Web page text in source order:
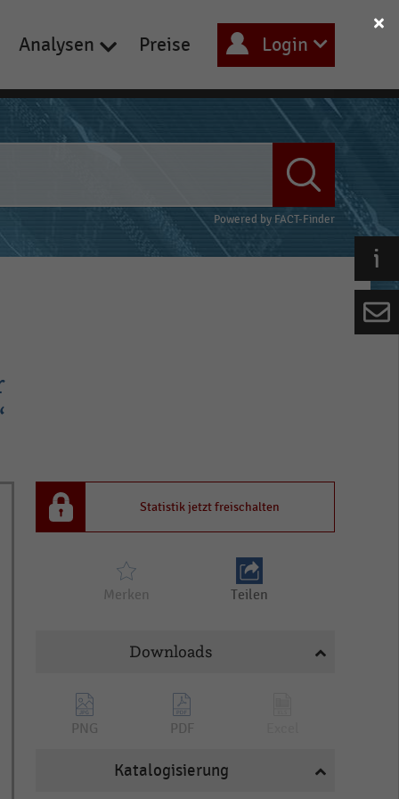
Analysen Preise Login
Powered by FACT-Finder
Statistik jetzt freischalten
Merken Teilen
Downloads
PNG PDF
Katalogisierung